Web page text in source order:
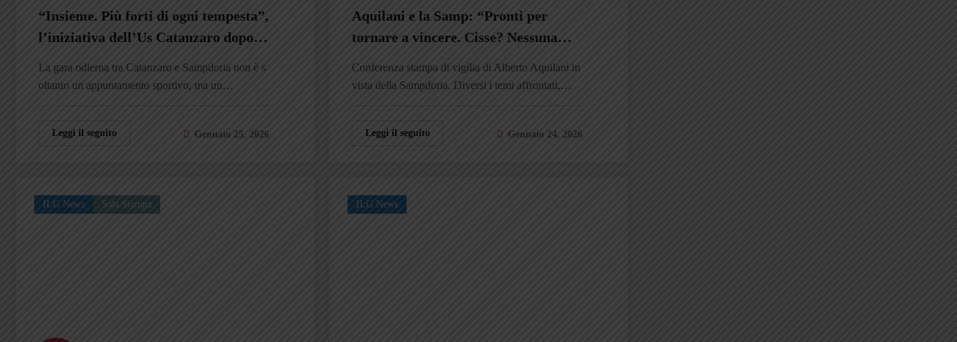
“Insieme. Più forti di ogni tempesta”,
l’iniziativa dell’Us Catanzaro dopo i
La gara odierna tra Catanzaro e Sampdoria non è s
oltanto un appuntamento sportivo, ma un…
Leggi il seguito Gennaio 25, 2026
Aquilani e la Samp: “Pronti per
tornare a vincere. Cisse? Nessuna
andarsene subito, mi ha sorpreso”
Conferenza stampa di vigilia di Alberto Aquilani in
vista della Sampdoria. Diversi i temi affrontati,…
Leggi il seguito Gennaio 24, 2026
ILG News Sala Stampa ILG News